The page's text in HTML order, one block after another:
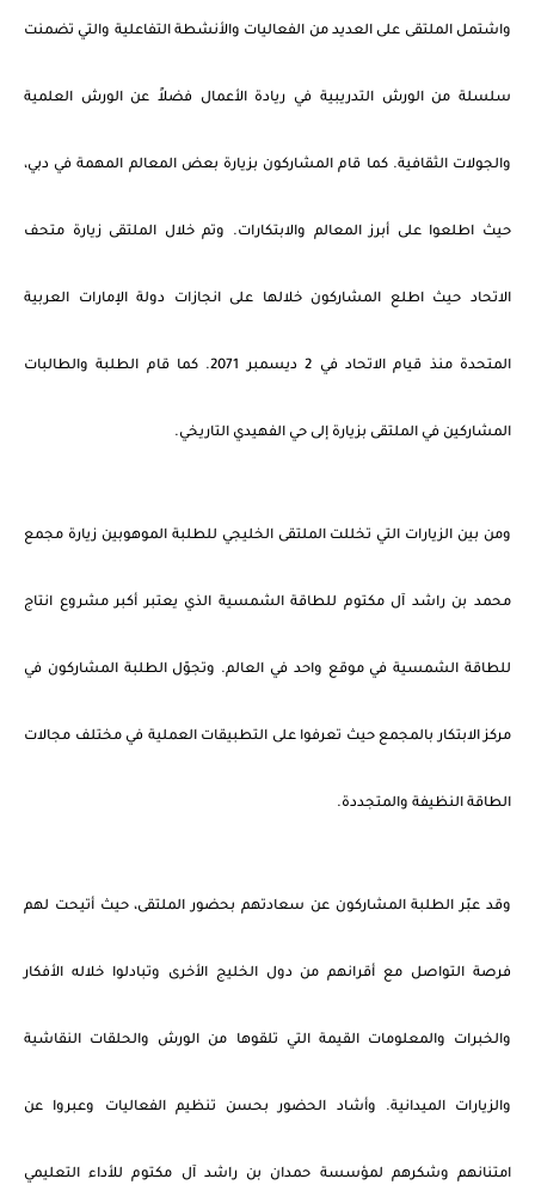
واشتمل الملتقى على العديد من الفعاليات والأنشطة التفاعلية والتي تضمنت
سلسلة من الورش التدريبية في ريادة الأعمال فضلاً عن الورش العلمية
والجولات الثقافية. كما قام المشاركون بزيارة بعض المعالم المهمة في دبي،
حيث اطلعوا على أبرز المعالم والابتكارات. وتم خلال الملتقى زيارة متحف
الاتحاد حيث اطلع المشاركون خلالها على انجازات دولة الإمارات العربية
المتحدة منذ قيام الاتحاد في 2 ديسمبر 2071. كما قام الطلبة والطالبات
المشاركين في الملتقى بزيارة إلى حي الفهيدي التاريخي.
ومن بين الزيارات التي تخللت الملتقى الخليجي للطلبة الموهوبين زيارة مجمع
محمد بن راشد آل مكتوم للطاقة الشمسية الذي يعتبر أكبر مشروع انتاج
للطاقة الشمسية في موقع واحد في العالم. وتجوّل الطلبة المشاركون في
مركز الابتكار بالمجمع حيث تعرفوا على التطبيقات العملية في مختلف مجالات
الطاقة النظيفة والمتجددة.
وقد عبّر الطلبة المشاركون عن سعادتهم بحضور الملتقى، حيث أتيحت لهم
فرصة التواصل مع أقرانهم من دول الخليج الأخرى وتبادلوا خلاله الأفكار
والخبرات والمعلومات القيمة التي تلقوها من الورش والحلقات النقاشية
والزيارات الميدانية. وأشاد الحضور بحسن تنظيم الفعاليات وعبروا عن
امتنانهم وشكرهم لمؤسسة حمدان بن راشد آل مكتوم للأداء التعليمي